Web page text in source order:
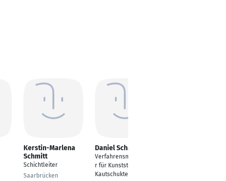
Kerstin-Marlena
Schmitt
Schichtleiter
Saarbrücken
Daniel Schatz
Verfahrensmechanike
r für Kunststoff- und
Kautschuktechnik